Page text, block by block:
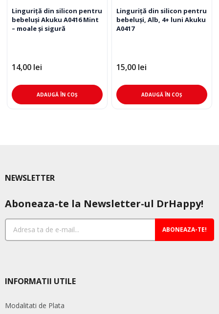
Linguriță din silicon pentru
bebeluși Akuku A0416 Mint
– moale și sigură
14,00 lei
ADAUGĂ ÎN COȘ
Linguriță din silicon pentru
bebeluși, Alb, 4+ luni Akuku
A0417
15,00 lei
ADAUGĂ ÎN COȘ
NEWSLETTER
Aboneaza-te la Newsletter-ul DrHappy!
ABONEAZA-TE!
INFORMATII UTILE
Modalitati de Plata